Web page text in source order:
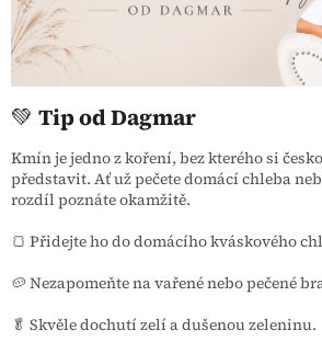
💚 Tip od Dagmar
Kmín je jedno z koření, bez kterého si
představit. Ať už pečete domácí chleba
rozdíl poznáte okamžitě.
🍞 Přidejte ho do domácího kváskového
🥔 Nezapomeňte na vařené nebo pečené
🥬 Skvěle dochutí zelí a dušenou zeleninu.